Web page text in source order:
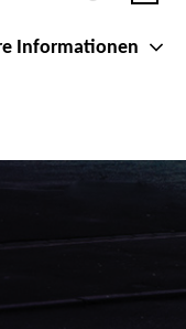
Weitere Informationen